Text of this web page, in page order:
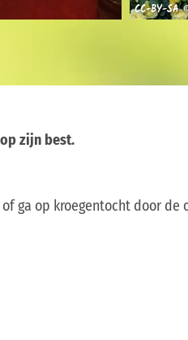
CC-BY-SA
zijn best.
ga op kroegentocht door de